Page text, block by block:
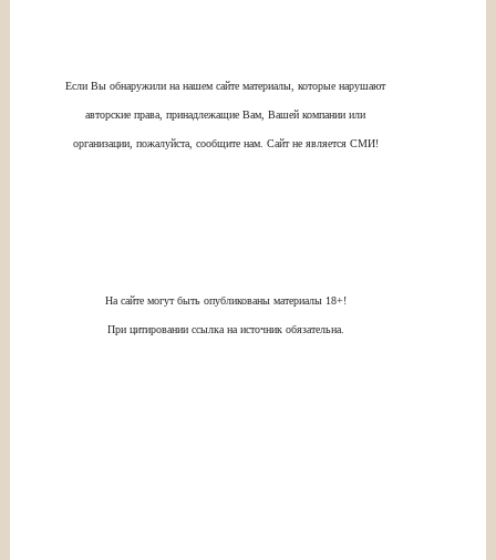
Если Вы обнаружили на нашем сайте материалы, которые нарушают
авторские права, принадлежащие Вам, Вашей компании или
организации, пожалуйста, сообщите нам. Сайт не является СМИ!
На сайте могут быть опубликованы материалы 18+!
При цитировании ссылка на источник обязательна.